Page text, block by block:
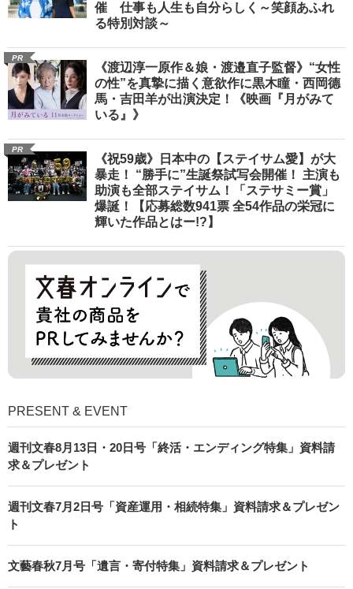
催 仕事も人生も自分らしく～笑顔あふれ
る特別対談～
PR
《渡辺淳一原作＆娘・渡邉直子監督》“女性
の性”を真摯に描く意欲作に黒木瞳・西岡德
馬・吉田羊が出演決定！《映画『月がみて
いる』》
PR
《祝59歳》日本中の【ステイサム愛】が大
暴走！ “勝手に”生誕祭試写会開催！ 主演も
助演も全部ステイサム！「ステサミー賞」
爆誕！【応募総数941票 全54作品の栄冠に
輝いた作品とはー!?】
PRESENT & EVENT
週刊文春8月13日・20日号「終活・エンディング特集」資料請
求＆プレゼント
週刊文春7月2日号「資産運用・相続特集」資料請求＆プレゼン
ト
文藝春秋7月号「遺言・寄付特集」資料請求＆プレゼント